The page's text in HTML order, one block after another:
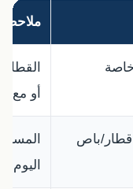
أو مع
قطار/باص
اليوم